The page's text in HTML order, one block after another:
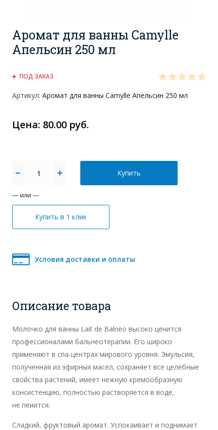
Аромат для ванны Camylle
Апельсин 250 мл
ПОД ЗАКАЗ
Артикул: Аромат для ванны Camylle Апельсин 250 мл
Цена: 80.00 руб.
Купить
— или —
Купить в 1 клик
Условия доставки и оплаты
Описание товара
Молочко для ванны Lait de Balneo высоко ценится
профессионалами бальнеотерапии. Его широко
применяют в спа-центрах мирового уровня. Эмульсия,
полученная из эфирных масел, сохраняет все целебные
свойства растений, имеет нежную кремообразную
консистенцию, полностью растворяется в воде,
не пенится.
Сладкий, фруктовый аромат. Успокаивает и поднимает